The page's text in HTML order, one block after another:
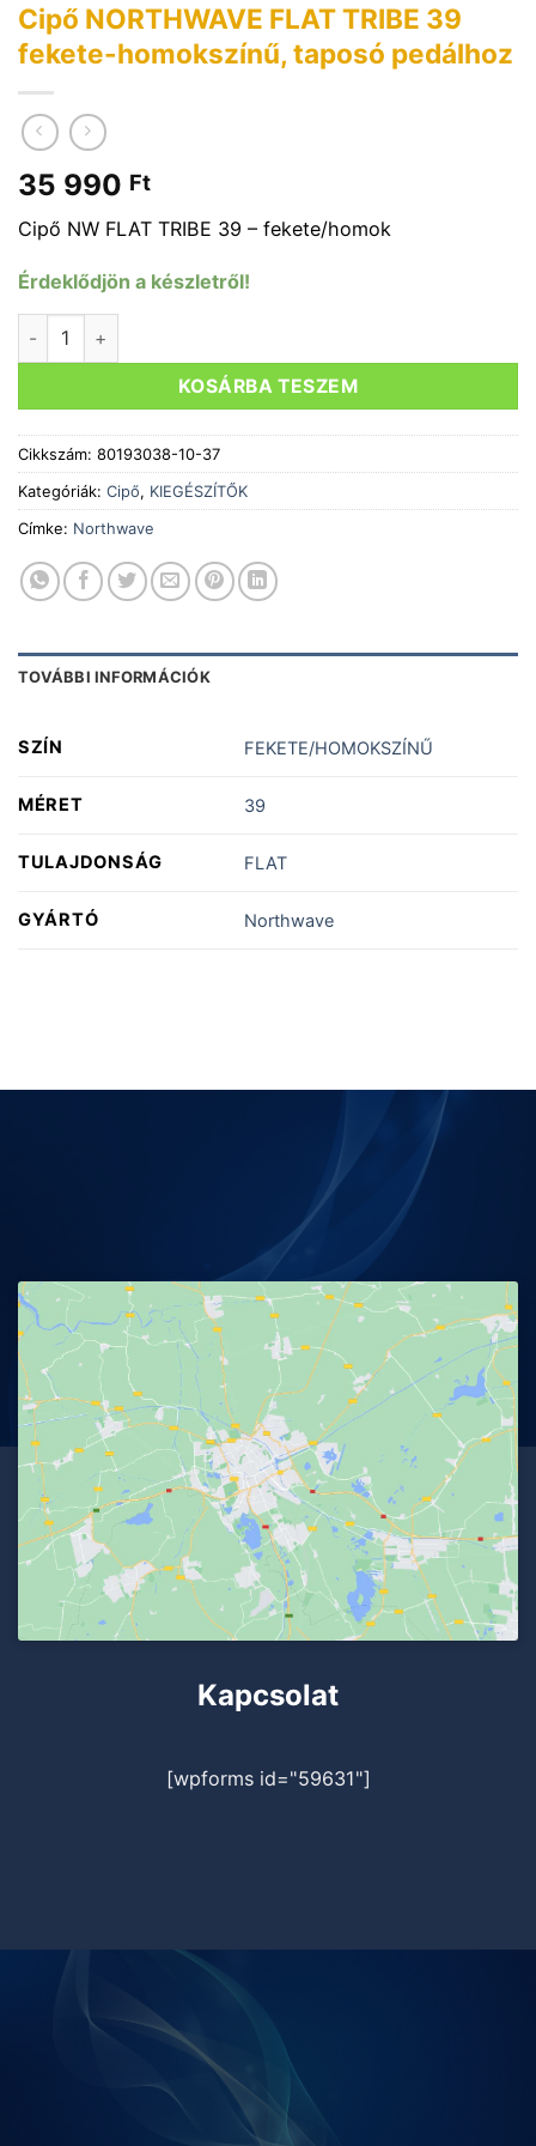
Cipő NORTHWAVE FLAT TRIBE 39
fekete-homokszínű, taposó pedálhoz
35 990 Ft
Cipő NW FLAT TRIBE 39 – fekete/homok
Érdeklődjön a készletről!
Cipő NORTHWAVE FLAT TRIBE 39 fekete-homokszínű,
KOSÁRBA TESZEM
Cikkszám: 80193038-10-37
Kategóriák: Cipő, KIEGÉSZÍTŐK
Címke: Northwave
TOVÁBBI INFORMÁCIÓK
SZÍN FEKETE/HOMOKSZÍNŰ
MÉRET 39
TULAJDONSÁG FLAT
GYÁRTÓ Northwave
Kapcsolat
[wpforms id="59631"]